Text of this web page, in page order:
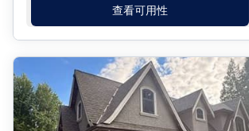
查看可用性